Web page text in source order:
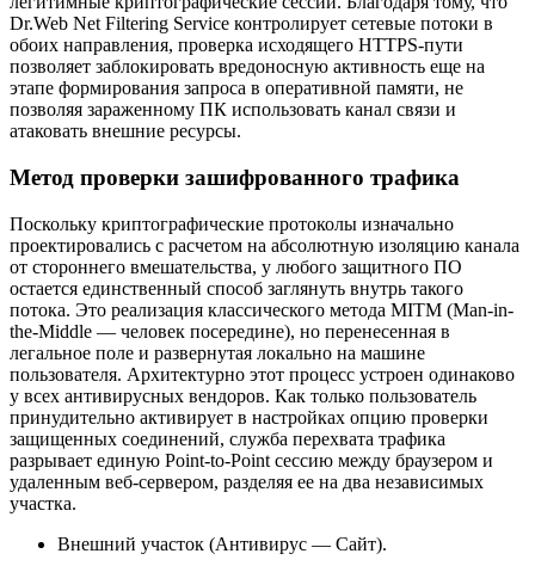
Dr.Web Net Filtering Service контролирует сетевые потоки в
обоих направления, проверка исходящего HTTPS-пути
позволяет заблокировать вредоносную активность еще на
этапе формирования запроса в оперативной памяти, не
позволяя зараженному ПК использовать канал связи и
атаковать внешние ресурсы.
Метод проверки зашифрованного трафика
Поскольку криптографические протоколы изначально
проектировались с расчетом на абсолютную изоляцию канала
от стороннего вмешательства, у любого защитного ПО
остается единственный способ заглянуть внутрь такого
потока. Это реализация классического метода MITM (Man-in-
the-Middle — человек посередине), но перенесенная в
легальное поле и развернутая локально на машине
пользователя. Архитектурно этот процесс устроен одинаково
у всех антивирусных вендоров. Как только пользователь
принудительно активирует в настройках опцию проверки
защищенных соединений, служба перехвата трафика
разрывает единую Point-to-Point сессию между браузером и
удаленным веб-сервером, разделяя ее на два независимых
участка.
Внешний участок (Антивирус — Сайт).